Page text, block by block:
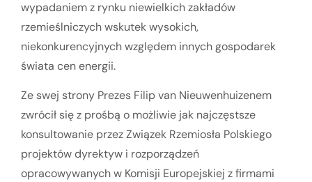
wypadaniem z rynku niewielkich zakładów
rzemieślniczych wskutek wysokich,
niekonkurencyjnych względem innych gospodarek
świata cen energii.
Ze swej strony Prezes Filip van Nieuwenhuizenem
zwrócił się z prośbą o możliwie jak najczęstsze
konsultowanie przez Związek Rzemiosła Polskiego
projektów dyrektyw i rozporządzeń
opracowywanych w Komisji Europejskiej z firmami